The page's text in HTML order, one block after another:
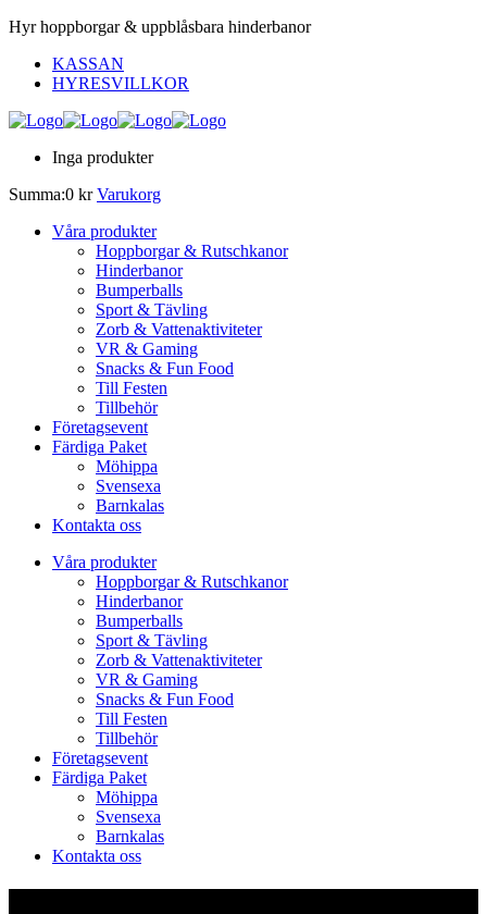
Hyr hoppborgar & uppblåsbara hinderbanor
KASSAN
HYRESVILLKOR
Inga produkter
Summa:0 kr Varukorg
Våra produkter
Hoppborgar & Rutschkanor
Hinderbanor
Bumperballs
Sport & Tävling
Zorb & Vattenaktiviteter
VR & Gaming
Snacks & Fun Food
Till Festen
Tillbehör
Företagsevent
Färdiga Paket
Möhippa
Svensexa
Barnkalas
Kontakta oss
Våra produkter
Hoppborgar & Rutschkanor
Hinderbanor
Bumperballs
Sport & Tävling
Zorb & Vattenaktiviteter
VR & Gaming
Snacks & Fun Food
Till Festen
Tillbehör
Företagsevent
Färdiga Paket
Möhippa
Svensexa
Barnkalas
Kontakta oss